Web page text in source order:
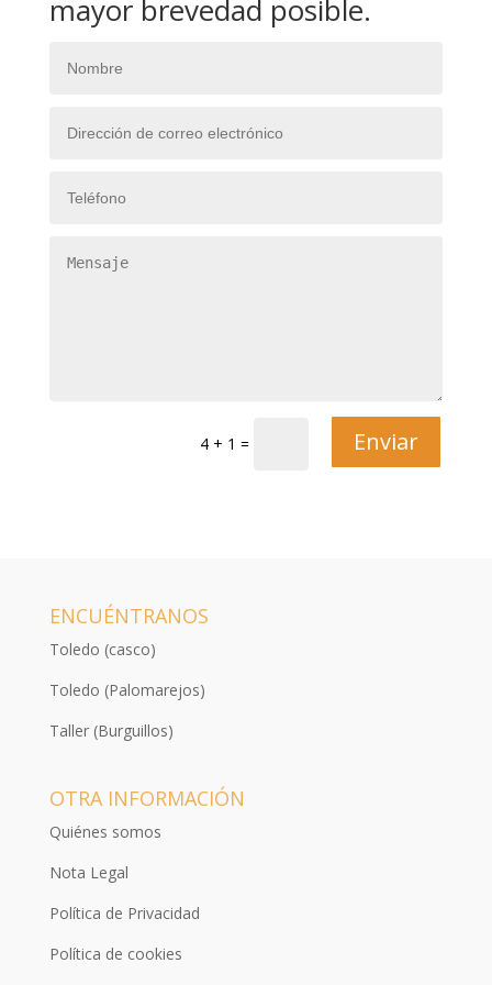
mayor brevedad posible.
4 + 1 = Enviar
ENCUÉNTRANOS
Toledo (casco)
Toledo (Palomarejos)
Taller (Burguillos)
OTRA INFORMACIÓN
Quiénes somos
Nota Legal
Política de Privacidad
Política de cookies